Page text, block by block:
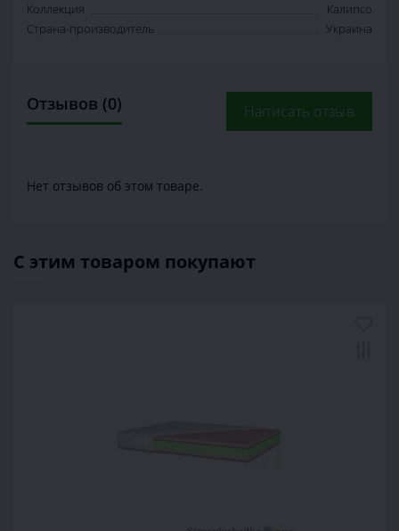
Коллекция
Калипсо
Страна-производитель
Украина
Отзывов (0) Написать отзыв
Нет отзывов об этом товаре.
С этим товаром покупают